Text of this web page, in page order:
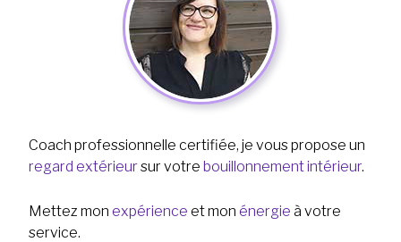
Coach professionnelle certifiée, je vous propose un
regard extérieur sur votre bouillonnement intérieur.
Mettez mon expérience et mon énergie à votre
service.